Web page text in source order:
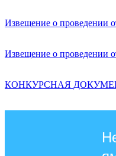
Извещение о проведении
Извещение о проведении
КОНКУРСНАЯ